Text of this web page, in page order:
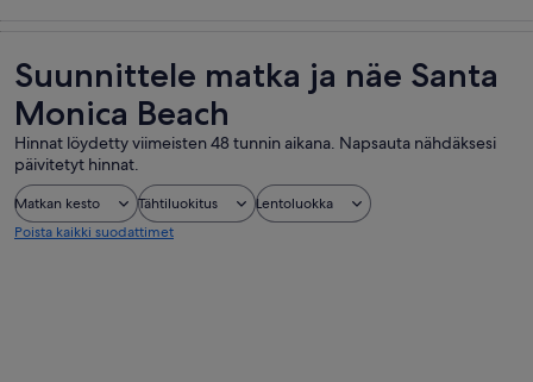
Suunnittele matka ja näe Santa
Monica Beach
Hinnat löydetty viimeisten 48 tunnin aikana. Napsauta nähdäksesi
päivitetyt hinnat.
Matkan kesto Tähtiluokitus
Lentoluokka
Poista kaikki suodattimet